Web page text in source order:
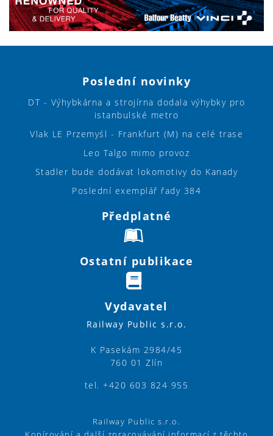
Poslední novinky
DT - Výhybkárna a strojírna dodala výhybky pro
istanbulské metro
Vlak LE Przemyśl - Frankfurt (M) na celé trase
Leo Talgo mimo provoz
Stadler bude dodávat lokomotivy do Kanady
Poslední exemplář řady 384
Předplatné
Ostatní publikace
Vydavatel
Railway Public s.r.o.
K Pasekám 2984/45
760 01 Zlín
tel. +420 603 824 955
Railway Public s.r.o.